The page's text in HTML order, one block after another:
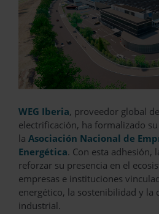
WEG Iberia, proveedor global
electrificación, ha formalizado
la Asociación Nacional de
Energética. Con esta adhesión,
reforzar su presencia en el
empresas e instituciones
energético, la sostenibilidad y la
industrial.